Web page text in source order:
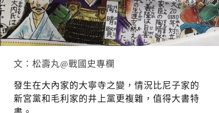
文：松壽丸@戰國史專欄
發生在大內家的大寧寺之變，情況比尼子家的
新宮黨和毛利家的井上黨更複雜，值得大書特